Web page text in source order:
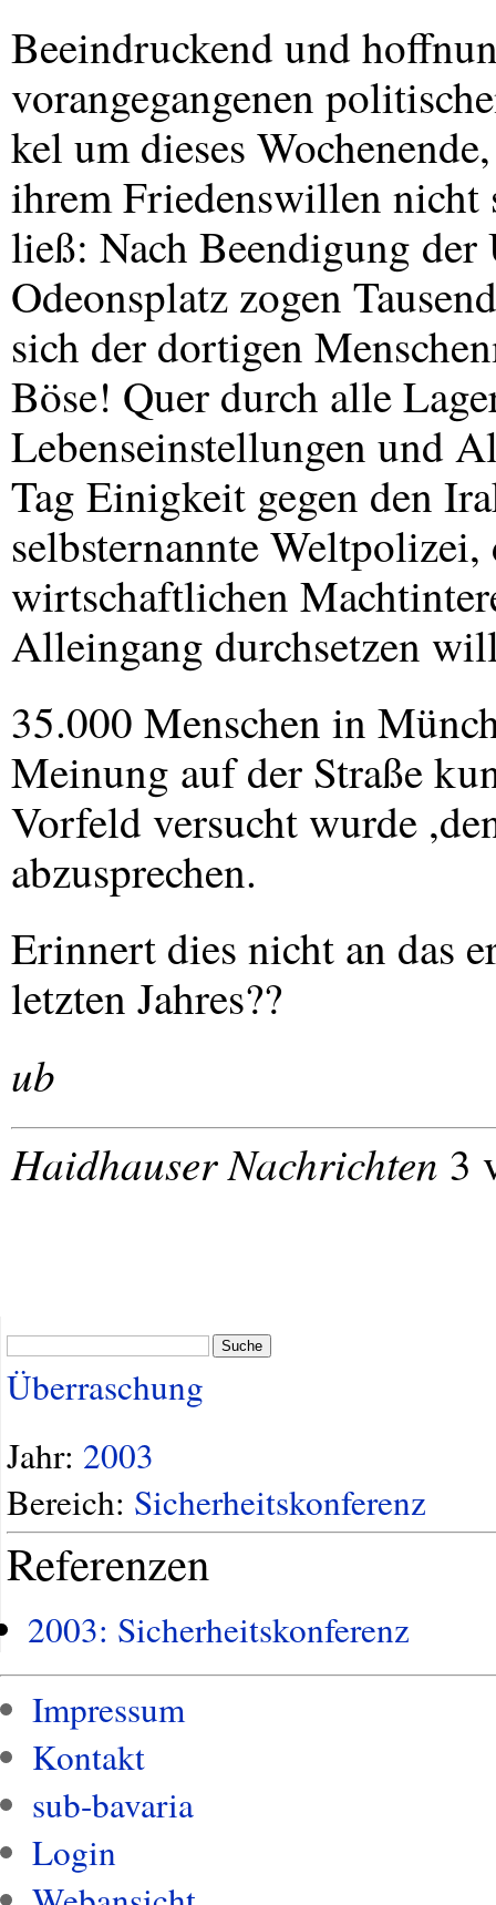
Beeindruckend und
vorangegangenen
kel um dieses
ihrem Friedenswillen nicht
ließ: Nach Beendigung
Odeonsplatz zogen
sich der dortigen
Böse! Quer durch alle
Lebenseinstellungen und
Tag Einigkeit gegen den
selbsternannte
wirtschaftlichen
Alleingang durchsetzen
35.000 Menschen in
Meinung auf der Straße
Vorfeld versucht wurde
abzusprechen.
Erinnert dies nicht an das
letzten Jahres??
ub
Haidhauser Nachrichten 3
Suche
Überraschung
Jahr: 2003
Bereich: Sicherheitskonferenz
Referenzen
2003: Sicherheitskonferenz
Impressum
Kontakt
sub-bavaria
Login